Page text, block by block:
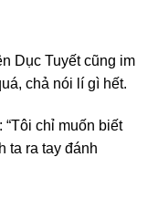
Dục Tuyết cũng im
chả nói lí gì hết.
“Tôi chỉ muốn biết
ta ra tay đánh